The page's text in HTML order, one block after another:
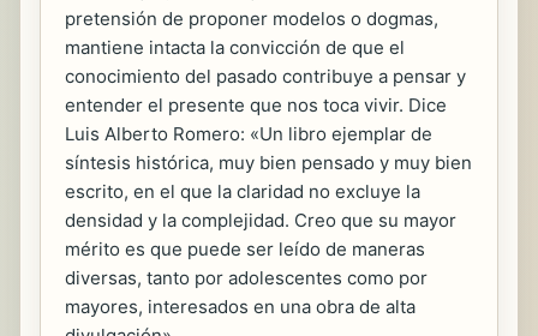
pretensión de proponer modelos o dogmas,
mantiene intacta la convicción de que el
conocimiento del pasado contribuye a pensar y
entender el presente que nos toca vivir. Dice
Luis Alberto Romero: «Un libro ejemplar de
síntesis histórica, muy bien pensado y muy bien
escrito, en el que la claridad no excluye la
densidad y la complejidad. Creo que su mayor
mérito es que puede ser leído de maneras
diversas, tanto por adolescentes como por
mayores, interesados en una obra de alta